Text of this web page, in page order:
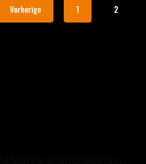
Vorherige 1 2